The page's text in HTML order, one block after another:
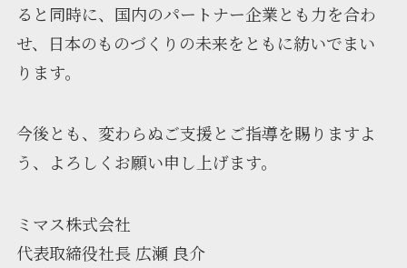
ると同時に、国内のパートナー企業とも力を合わ
せ、日本のものづくりの未来をともに紡いでまい
ります。
今後とも、変わらぬご支援とご指導を賜りますよ
う、よろしくお願い申し上げます。
ミマス株式会社
代表取締役社長 広瀬 良介